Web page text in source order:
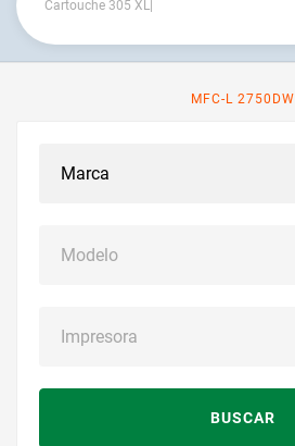
MFC-L 2750DW
BUSCAR